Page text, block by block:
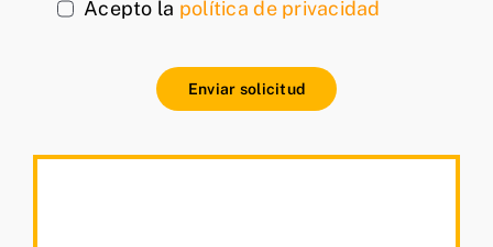
Acepto la política de privacidad
Enviar solicitud